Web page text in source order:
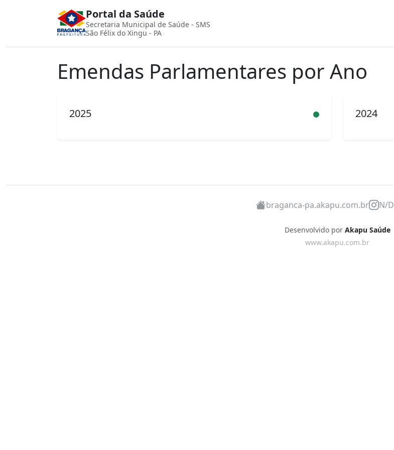
Portal da Saúde
Secretaria Municipal de Saúde - SMS
São Félix do Xingu - PA
Emendas Parlamentares por Ano
2025 2024
braganca-pa.akapu.com.br N/D
Desenvolvido por Akapu Saúde
www.akapu.com.br